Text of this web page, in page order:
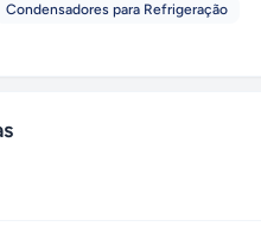
Condensadores para Refrigeração